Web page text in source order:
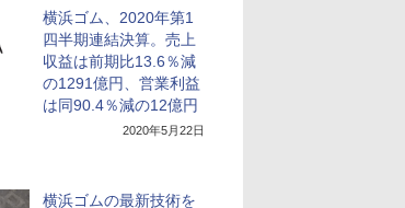
横浜ゴム、2020年第1
四半期連結決算。売上
収益は前期比13.6％減
の1291億円、営業利益
は同90.4％減の12億円
2020年5月22日
横浜ゴムの最新技術を